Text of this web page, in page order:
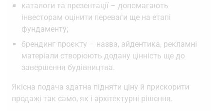
каталоги та презентації – допомагають
інвесторам оцінити переваги ще на етапі
фундаменту;
брендинг проєкту – назва, айдентика, рекламні
матеріали створюють додану цінність ще до
завершення будівництва.
Якісна подача здатна підняти ціну й прискорити
продажі так само, як і архітектурні рішення.